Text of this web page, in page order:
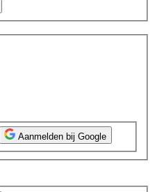
Aanmelden bij Google